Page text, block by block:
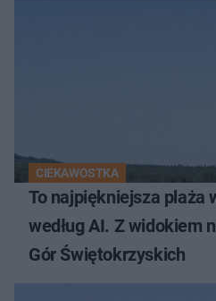
CIEKAWOSTKA
To najpiękniejsza plaża
według AI. Z widokiem
Gór Świętokrzyskich